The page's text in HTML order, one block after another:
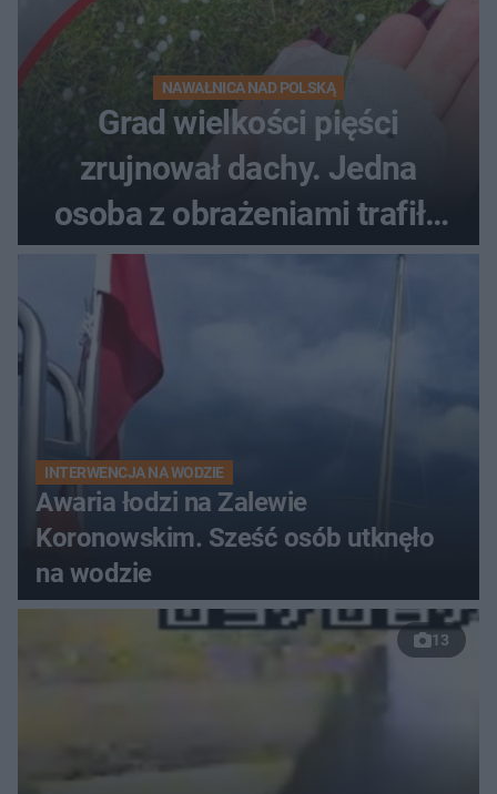
NAWAŁNICA NAD POLSKĄ
Grad wielkości pięści
zrujnował dachy. Jedna
osoba z obrażeniami trafiła
do szpitala
INTERWENCJA NA WODZIE
Awaria łodzi na Zalewie
Koronowskim. Sześć osób utknęło
na wodzie
13